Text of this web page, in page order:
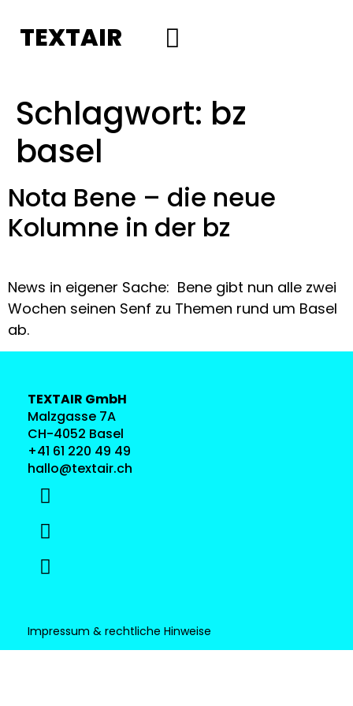
TEXTAIR
Schlagwort: bz
basel
Nota Bene – die neue
Kolumne in der bz
News in eigener Sache:  Bene gibt nun alle zwei
Wochen seinen Senf zu Themen rund um Basel
ab.
TEXTAIR GmbH
Malzgasse 7A
CH-4052 Basel
+41 61 220 49 49
hallo@textair.ch
Impressum & rechtliche Hinweise